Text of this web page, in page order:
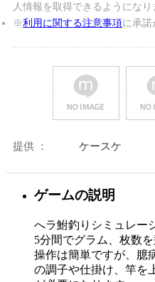
人情報を取得できるようになり
※利用に関する注意事項に承諾
提供 ： ケースケ
ゲームの説明
へラ鮒釣りシミュレー
5分間でグラム、枚数を
操作は簡単ですが、臆
の調子や仕掛け、竿を